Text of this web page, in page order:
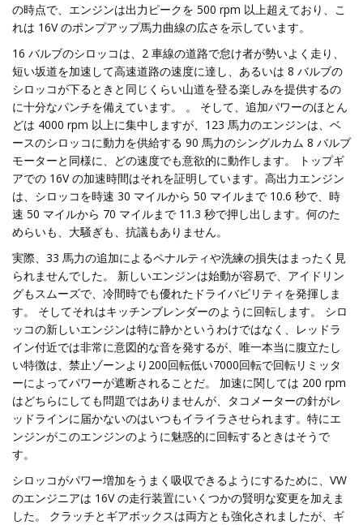
の時点で、エンジンは出力ピークを 500 rpm 以上超えており、こ
れは 16V のポンプアップ馬力曲線の広さを示しています。
16 バルブのシロッコは、2 車線の道路で怠け者が勢いよく走り、
短い坂道を加速して高速道路の速度に達し、あるいは 8 バルブの
シロッコが下るときと同じくらい山道を登る楽しみを提供するの
に十分なパンチを備えています。 。 そして、追加パワーのほとん
どは 4000 rpm 以上に集中しますが、123 馬力のエンジンは、ベ
ースのシロッコに動力を供給する 90 馬力のシングルカム 8 バルブ
モーターと同様に、どの速度でも意欲的に動作します。 トップギ
アでの 16V の加速時間はそれを証明しています。高出力エンジン
は、シロッコを時速 30 マイルから 50 マイルまで 10.6 秒で、時
速 50 マイルから 70 マイルまで 11.3 秒で押し出します。何のた
めらいも、大騒ぎも、抗議もありません。
実際、33 馬力の追加によるペナルティや洗練の損失はまったく見
られませんでした。 新しいエンジンは始動が容易で、アイドリン
グもスムーズで、冷間時でも優れたドライバビリティを発揮しま
す。 そしてそれはキッチンブレンダーのように回転します。 シロ
ッコの新しいエンジンは特に静かというわけではなく、レッドラ
イン付近では非常に意図的な音を発するが、唯一本当に腹立たし
い特徴は、禁止ゾーンより200回転低い7000回転で回転リミッタ
ーによってパワーが遮断されることだ。 加速に関しては 200 rpm
はどちらにしても問題ではありませんが、タコメーターの針がレ
ッドラインに届かないのはいつもイライラさせられます。特にエ
ンジンがこのエンジンのように魅惑的に回転するときはそうで
す。
シロッコがパワー増加をうまく吸収できるようにするために、VW
のエンジニアは 16V の走行装置にいくつかの賢明な変更を加えま
した。 クラッチとギアボックスは両方とも強化されましたが、ギ